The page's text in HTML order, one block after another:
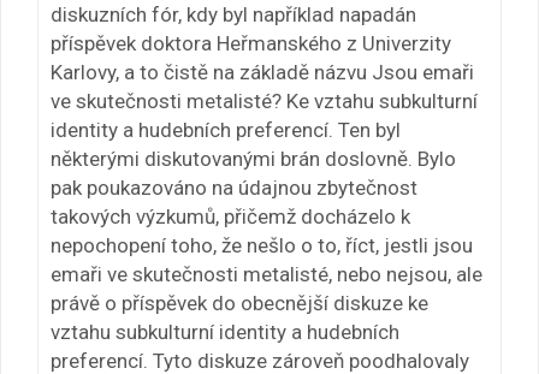
diskuzních fór, kdy byl například napadán
příspěvek doktora Heřmanského z Univerzity
Karlovy, a to čistě na základě názvu Jsou emaři
ve skutečnosti metalisté? Ke vztahu subkulturní
identity a hudebních preferencí. Ten byl
některými diskutovanými brán doslovně. Bylo
pak poukazováno na údajnou zbytečnost
takových výzkumů, přičemž docházelo k
nepochopení toho, že nešlo o to, říct, jestli jsou
emaři ve skutečnosti metalisté, nebo nejsou, ale
právě o příspěvek do obecnější diskuze ke
vztahu subkulturní identity a hudebních
preferencí. Tyto diskuze zároveň poodhalovaly